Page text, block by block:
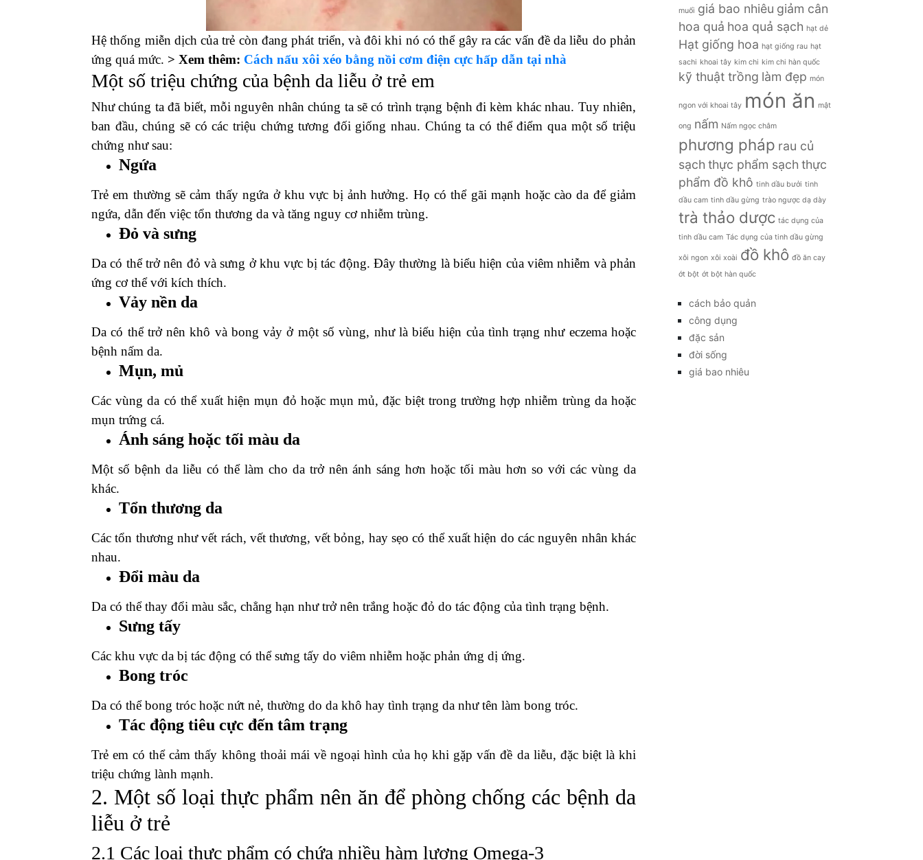
Hệ thống miễn dịch của trẻ còn đang phát triển, và đôi khi nó có thể gây ra các vấn đề da liễu do phản
ứng quá mức. > Xem thêm: Cách nấu xôi xéo bằng nồi cơm điện cực hấp dẫn tại nhà
Một số triệu chứng của bệnh da liễu ở trẻ em
Như chúng ta đã biết, mỗi nguyên nhân chúng ta sẽ có trình trạng bệnh đi kèm khác nhau. Tuy nhiên,
ban đầu, chúng sẽ có các triệu chứng tương đối giống nhau. Chúng ta có thể điểm qua một số triệu
chứng như sau:
Ngứa
Trẻ em thường sẽ cảm thấy ngứa ở khu vực bị ảnh hưởng. Họ có thể gãi mạnh hoặc cào da để giảm
ngứa, dẫn đến việc tổn thương da và tăng nguy cơ nhiễm trùng.
Đỏ và sưng
Da có thể trở nên đỏ và sưng ở khu vực bị tác động. Đây thường là biểu hiện của viêm nhiễm và phản
ứng cơ thể với kích thích.
Vảy nền da
Da có thể trở nên khô và bong vảy ở một số vùng, như là biểu hiện của tình trạng như eczema hoặc
bệnh nấm da.
Mụn, mủ
Các vùng da có thể xuất hiện mụn đỏ hoặc mụn mủ, đặc biệt trong trường hợp nhiễm trùng da hoặc
mụn trứng cá.
Ánh sáng hoặc tối màu da
Một số bệnh da liễu có thể làm cho da trở nên ánh sáng hơn hoặc tối màu hơn so với các vùng da
khác.
Tổn thương da
Các tổn thương như vết rách, vết thương, vết bỏng, hay sẹo có thể xuất hiện do các nguyên nhân khác
nhau.
Đổi màu da
Da có thể thay đổi màu sắc, chẳng hạn như trở nên trắng hoặc đỏ do tác động của tình trạng bệnh.
Sưng tấy
Các khu vực da bị tác động có thể sưng tấy do viêm nhiễm hoặc phản ứng dị ứng.
Bong tróc
Da có thể bong tróc hoặc nứt nẻ, thường do da khô hay tình trạng da như tên làm bong tróc.
Tác động tiêu cực đến tâm trạng
Trẻ em có thể cảm thấy không thoải mái về ngoại hình của họ khi gặp vấn đề da liễu, đặc biệt là khi
triệu chứng lành mạnh.
2. Một số loại thực phẩm nên ăn để phòng chống các bệnh da
liễu ở trẻ
2.1 Các loại thực phẩm có chứa nhiều hàm lượng Omega-3
muối giá bao nhiêu giảm cân
hoa quả hoa quả sạch hạt dẻ
Hạt giống hoa hạt giống rau hạt
sachi khoai tây kim chi kim chi hàn quốc
kỹ thuật trồng làm đẹp món
ngon với khoai tây món ăn mật
ong nấm Nấm ngọc châm
phương pháp rau củ
sạch thực phẩm sạch thực
phẩm đồ khô tinh dầu bưởi tinh
dầu cam tinh dầu gừng trào ngược dạ dày
trà thảo dược tác dụng của
tinh dầu cam Tác dụng của tinh dầu gừng
xôi ngon xôi xoài đồ khô đồ ăn cay
ớt bột ớt bột hàn quốc
cách bảo quản
công dụng
đặc sản
đời sống
giá bao nhiêu